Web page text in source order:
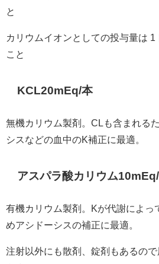
と
カリウムイオンとしての投与量は
こと
KCL20mEq/本
無機カリウム製剤。CLも含まれる
シスなどの血中のK補正に最適。
アスパラ酸カリウム
有機カリウム製剤。Kが代謝によっ
めアシドーシスの補正に最適。
注射以外にも散剤、錠剤もあるの